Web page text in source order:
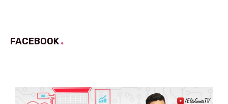
FACEBOOK